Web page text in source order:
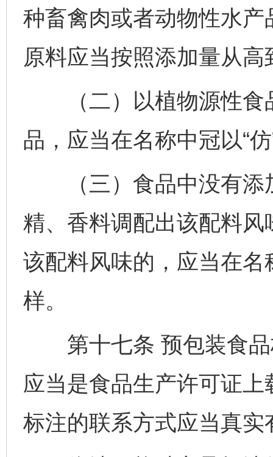
种畜禽肉或者动物性水
原料应当按照添加量从
（二）以植物源性食
品，应当在名称中冠以“
（三）食品中没有添
精、香料调配出该配料
该配料风味的，应当在名
样。
第十七条 预包装食品
应当是食品生产许可证
标注的联系方式应当真实